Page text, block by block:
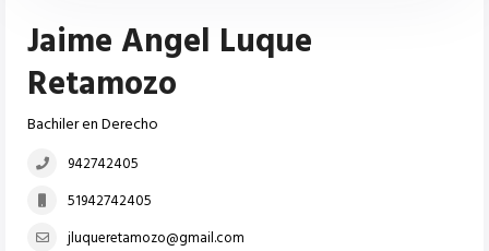
Jaime Angel Luque
Retamozo
Bachiler en Derecho
942742405
51942742405
jluqueretamozo@gmail.com